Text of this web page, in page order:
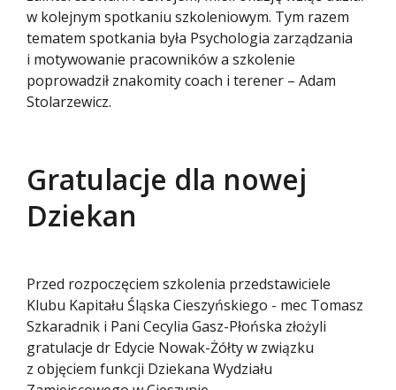
w kolejnym spotkaniu szkoleniowym. Tym razem
tematem spotkania była Psychologia zarządzania
i motywowanie pracowników a szkolenie
poprowadził znakomity coach i terener – Adam
Stolarzewicz.
Gratulacje dla nowej
Dziekan
Przed rozpoczęciem szkolenia przedstawiciele
Klubu Kapitału Śląska Cieszyńskiego - mec Tomasz
Szkaradnik i Pani Cecylia Gasz-Płońska złożyli
gratulacje dr Edycie Nowak-Żółty w związku
z objęciem funkcji Dziekana Wydziału